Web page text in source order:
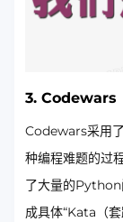
3. Codewars
Codewars采用
种编程难题的过
了大量的Python
成具体“Kata（